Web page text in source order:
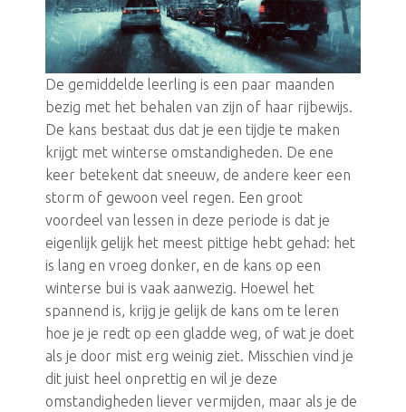
De gemiddelde leerling is een paar maanden
bezig met het behalen van zijn of haar rijbewijs.
De kans bestaat dus dat je een tijdje te maken
krijgt met winterse omstandigheden. De ene
keer betekent dat sneeuw, de andere keer een
storm of gewoon veel regen. Een groot
voordeel van lessen in deze periode is dat je
eigenlijk gelijk het meest pittige hebt gehad: het
is lang en vroeg donker, en de kans op een
winterse bui is vaak aanwezig. Hoewel het
spannend is, krijg je gelijk de kans om te leren
hoe je je redt op een gladde weg, of wat je doet
als je door mist erg weinig ziet. Misschien vind je
dit juist heel onprettig en wil je deze
omstandigheden liever vermijden, maar als je de